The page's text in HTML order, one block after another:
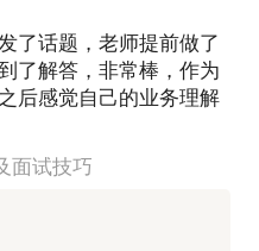
了话题，老师提前做了
了解答，非常棒，作为
后感觉自己的业务理解
面试技巧